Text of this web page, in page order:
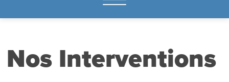
Nos Interventions